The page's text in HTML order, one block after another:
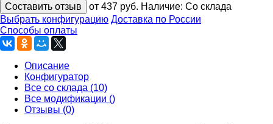
Составить отзыв от 437 руб. Наличие: Со склада
Выбрать конфигурацию Доставка по России
Способы оплаты
Описание
Конфигуратор
Все со склада (10)
Все модификации ()
Отзывы (0)